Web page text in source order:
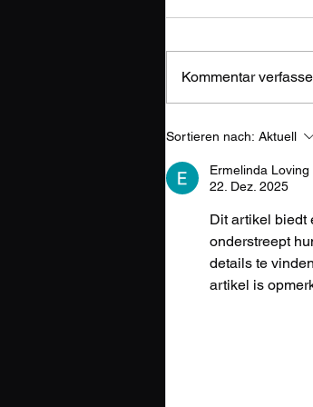
Service Reset
Kommentar
Sortieren nach: Aktuell
Ermelinda Loving
22. Dez. 2025
Dit artikel biedt
onderstreept
details te
artikel is